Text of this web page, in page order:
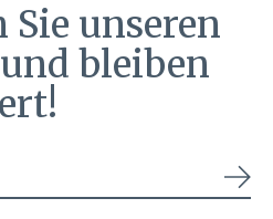
unseren
bleiben